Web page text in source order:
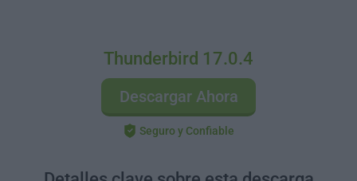
Thunderbird 17.0.4
Descargar Ahora
Seguro y Confiable